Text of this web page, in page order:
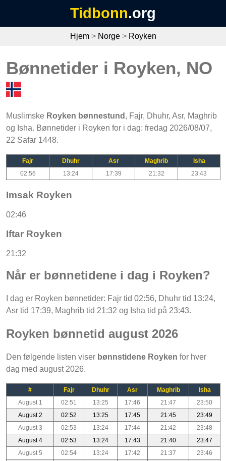
Tidbonn.org
Hjem> Norge> Royken
Bønnetider i Royken, NO
Muslimske Royken bønnestund , Fajr, Dhuhr, Asr, Maghrib
og Isha. Bønnetider i Royken for i dag: fredag 2026/08/07,
22 Safar 1448.
Fajr Dhuhr Asr Maghrib
Isha
02:56
13:24 17:39 21:32 23:43
Imsak Royken
02:46
Iftar Royken
21:32
Når er bønnetidene i dag i Royken?
I dag er Royken bønnetider: Fajr tid 02:56, Dhuhr tid 13:24,
Asr tid 17:39, Maghrib tid 21:32 og Isha tid på 23:43.
Royken bønnetid august 2026
Den følgende listen viser bønnstidene Royken for hver
dag med august 2026.
# Fajr Dhuhr Asr Maghrib
Isha
August 1
02:51 13:25 17:46 21:47
23:50
August 2
02:52 13:25 17:45 21:45
23:49
August 3
02:53 13:24 17:44 21:42
23:48
August 4
02:53 13:24 17:43 21:40
23:47
August 5
02:54 13:24 17:42 21:37
23:46